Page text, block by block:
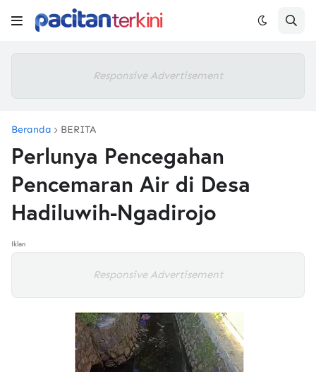
Responsive Advertisement
Beranda BERITA
Perlunya Pencegahan
Pencemaran Air di Desa
Hadiluwih-Ngadirojo
Iklan
Responsive Advertisement